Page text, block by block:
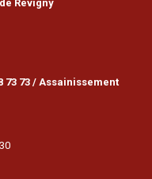
Revigny
73 73 / Assainissement